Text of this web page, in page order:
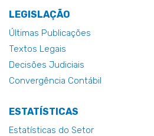
LEGISLAÇÃO
Últimas Publicações
Textos Legais
Decisões Judiciais
Convergência Contábil
ESTATÍSTICAS
Estatísticas do Setor